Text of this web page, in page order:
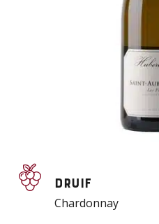
Druif
Chardonnay